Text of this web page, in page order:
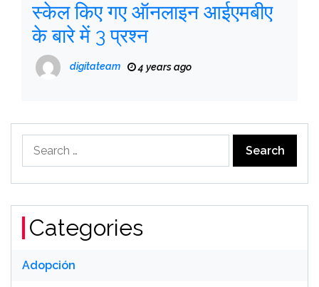
स्केल किए गए ऑनलाइन आईएमबीए
के बारे में 3 प्रश्न
digitateam 4 years ago
Categories
Adopción